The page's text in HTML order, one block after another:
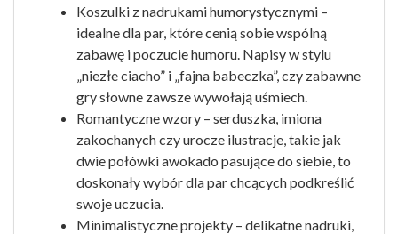
Koszulki z nadrukami humorystycznymi –
idealne dla par, które cenią sobie wspólną
zabawę i poczucie humoru. Napisy w stylu
„niezłe ciacho” i „fajna babeczka”, czy zabawne
gry słowne zawsze wywołają uśmiech.
Romantyczne wzory – serduszka, imiona
zakochanych czy urocze ilustracje, takie jak
dwie połówki awokado pasujące do siebie, to
doskonały wybór dla par chcących podkreślić
swoje uczucia.
Minimalistyczne projekty – delikatne nadruki,